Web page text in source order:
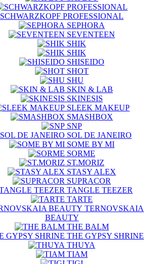
SCHWARZKOPF PROFESSIONAL
SEPHORA
SEVENTEEN
SHIK
SHIK
SHISEIDO
SHOT
SHU
SKIN & LAB
SKINESIS
SLEEK MAKEUP
SMASHBOX
SNP
SOL DE JANEIRO
SOME BY MI
SORME
ST.MORIZ
STASY ALEX
SUPRACOR
TANGLE TEEZER
TARTE
TERNOVSKAIA
BEAUTY
THE BALM
THE GYPSY SHRINE
THUYA
TIAM